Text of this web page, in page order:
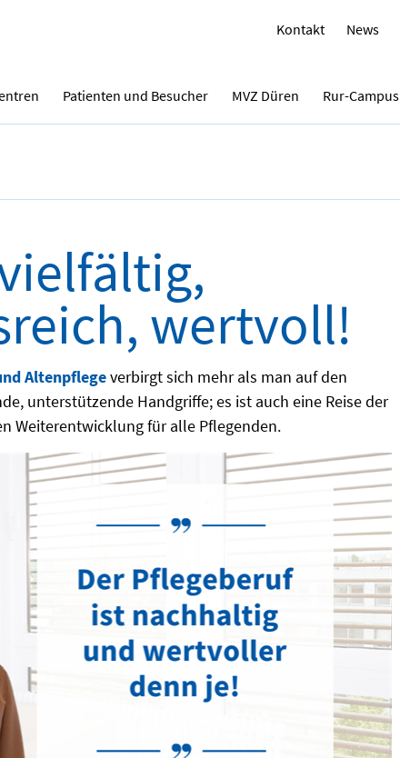
Kontakt News
Patienten und Besucher MVZ Düren Rur-Campus
wertvoll!
Altenpflegeverbirgt sich mehr als man auf den
unterstützende Handgriffe; es ist auch eine Reise der
Weiterentwicklung für alle Pflegenden.